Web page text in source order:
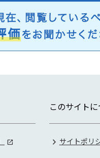
このサイト
サイトポリ